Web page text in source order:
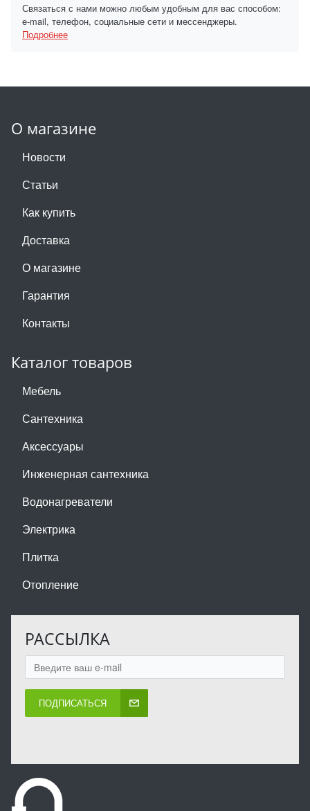
Связаться с нами можно любым удобным для вас способом:
e-mail, телефон, социальные сети и мессенджеры.
Подробнее
О магазине
Новости
Статьи
Как купить
Доставка
О магазине
Гарантия
Контакты
Каталог товаров
Мебель
Сантехника
Аксессуары
Инженерная сантехника
Водонагреватели
Электрика
Плитка
Отопление
РАССЫЛКА
ПОДПИСАТЬСЯ